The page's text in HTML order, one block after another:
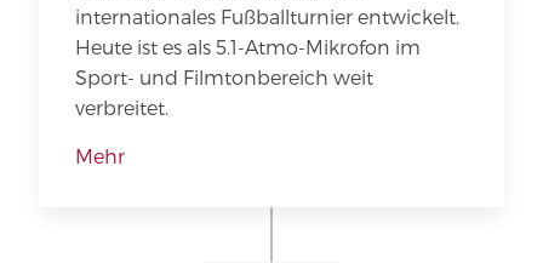
internationales Fußballturnier entwickelt.
Heute ist es als 5.1-Atmo-Mikrofon im
Sport- und Filmtonbereich weit
verbreitet.
Mehr